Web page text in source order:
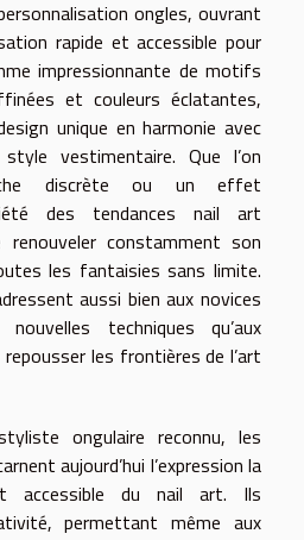
ongles, ouvrant
rapide et accessible pour
impressionnante de motifs
et couleurs éclatantes,
unique en harmonie avec
vestimentaire. Que l’on
discrète ou un effet
des tendances nail art
renouveler constamment son
les fantaisies sans limite.
aussi bien aux novices
techniques qu’aux
les frontières de l’art
ongulaire reconnu, les
aujourd’hui l’expression la
accessible du nail art. Ils
permettant même aux